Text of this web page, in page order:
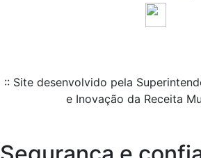
:: Site desenvolvido pela
e Inovação da Receita